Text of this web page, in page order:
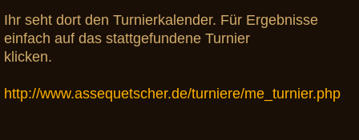
Ihr seht dort den Turnierkalender. Für Ergebnisse
einfach auf das stattgefundene Turnier
klicken.
http://www.assequetscher.de/turniere/me_turnier.php